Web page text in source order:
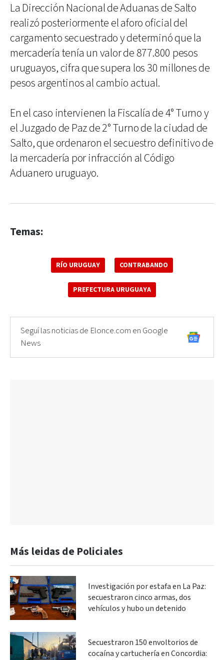
La Dirección Nacional de Aduanas de Salto
realizó posteriormente el aforo oficial del
cargamento secuestrado y determinó que la
mercadería tenía un valor de 877.800 pesos
uruguayos, cifra que supera los 30 millones de
pesos argentinos al cambio actual.
En el caso intervienen la Fiscalía de 4° Turno y
el Juzgado de Paz de 2° Turno de la ciudad de
Salto, que ordenaron el secuestro definitivo de
la mercadería por infracción al Código
Aduanero uruguayo.
Temas:
RÍO URUGUAY CONTRABANDO
PREFECTURA URUGUAYA
Seguí las noticias de Elonce.com en Google
News
Más leidas de Policiales
Investigación por estafa en La Paz:
secuestraron cinco armas, dos
vehículos y hubo un detenido
Secuestraron 150 envoltorios de
cocaína y cartuchería en Concordia: